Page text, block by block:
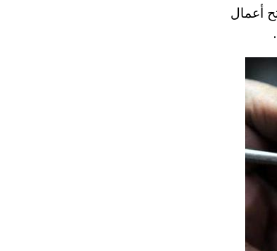
أعمال